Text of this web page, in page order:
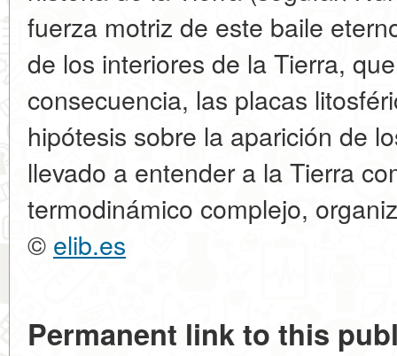
fuerza motriz de este baile
de los interiores de la Tierra,
consecuencia, las placas
hipótesis sobre la aparición de
llevado a entender a la Tierra
termodinámico complejo,
© elib.es
Permanent link to this